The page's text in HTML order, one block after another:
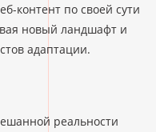
контент по своей сути
новый ландшафт и
адаптации.
реальности